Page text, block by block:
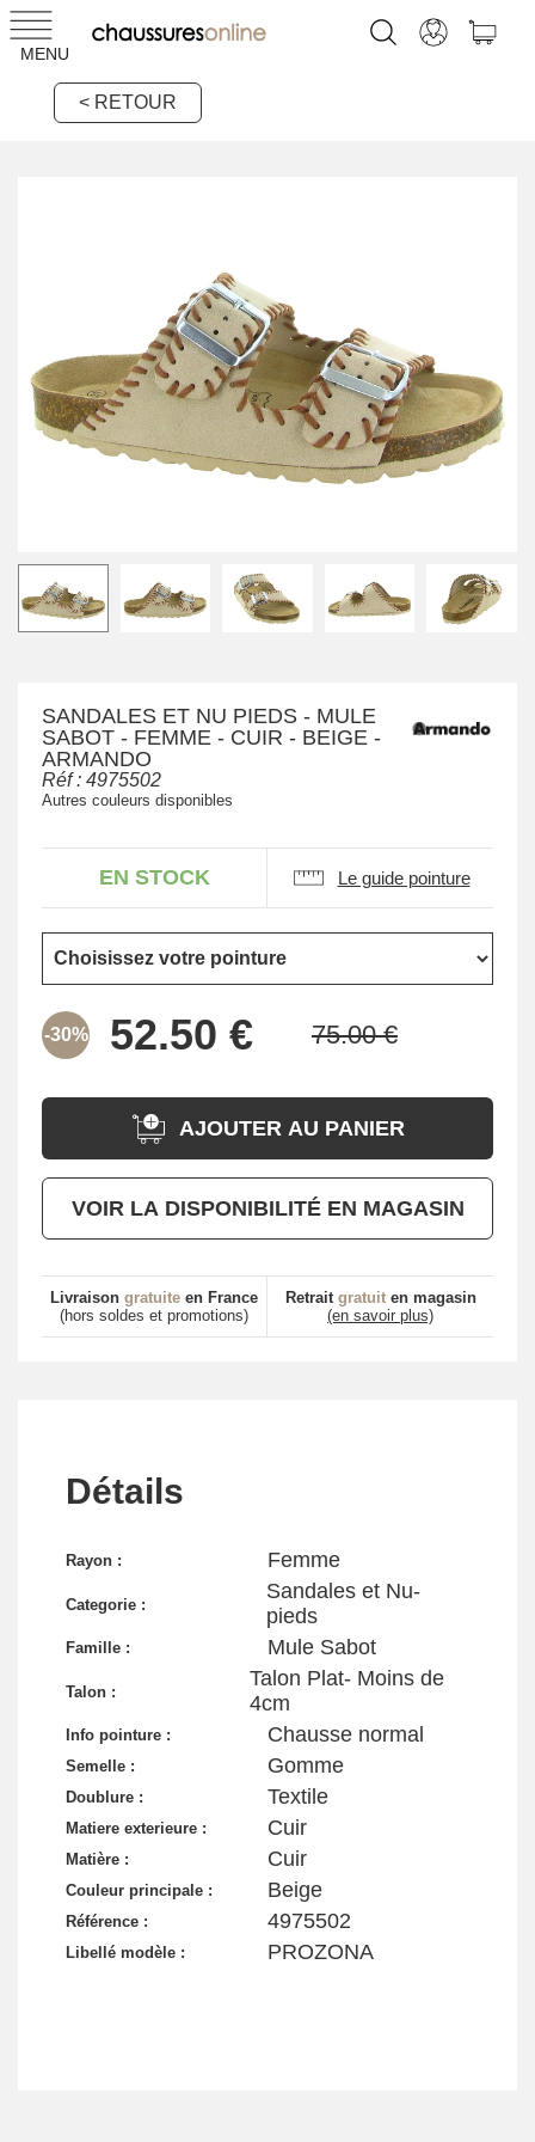
MENU
< RETOUR
SANDALES ET NU PIEDS - MULE
SABOT - FEMME - CUIR - BEIGE -
ARMANDO
Réf : 4975502
Autres couleurs disponibles
EN STOCK Le guide pointure
-30%
AJOUTER AU PANIER
VOIR LA DISPONIBILITÉ EN MAGASIN
Livraison gratuite en France
(hors soldes et promotions)
Retrait gratuiten magasin
(en savoir plus)
Détails
Rayon : Femme
Categorie :
Sandales et Nu-
pieds
Famille : Mule Sabot
Talon :
Talon Plat- Moins de
4cm
Info pointure : Chausse normal
Semelle : Gomme
Doublure : Textile
Matiere exterieure : Cuir
Matière : Cuir
Couleur principale : Beige
Référence : 4975502
Libellé modèle : PROZONA